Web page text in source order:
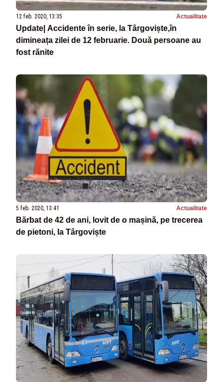
12 feb. 2020, 13:35 Actualitate
Update| Accidente în serie, la Târgoviște,în
dimineața zilei de 12 februarie. Două persoane au
fost rănite
5 feb. 2020, 13:41 Actualitate
Bărbat de 42 de ani, lovit de o mașină, pe trecerea
de pietoni, la Târgoviște